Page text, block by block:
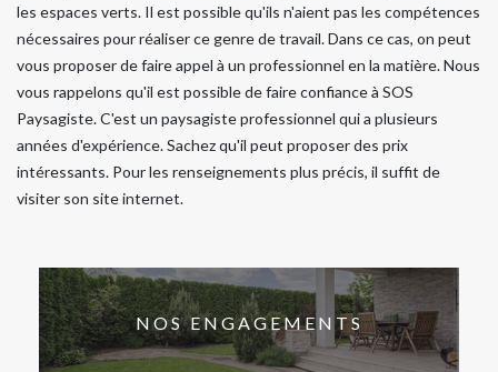
les espaces verts. Il est possible qu'ils n'aient pas les compétences
nécessaires pour réaliser ce genre de travail. Dans ce cas, on peut
vous proposer de faire appel à un professionnel en la matière. Nous
vous rappelons qu'il est possible de faire confiance à SOS
Paysagiste. C'est un paysagiste professionnel qui a plusieurs
années d'expérience. Sachez qu'il peut proposer des prix
intéressants. Pour les renseignements plus précis, il suffit de
visiter son site internet.
NOS ENGAGEMENTS